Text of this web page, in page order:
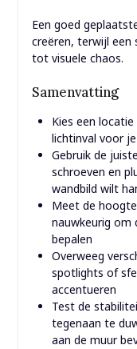
Een goed
creëren, terwijl een
tot visuele chaos.
Samenvatting
Kies een
lichtinval voor
Gebruik de
schroeven en
wandbild wilt
Meet de
nauwkeurig om
bepalen
Overweeg
spotlights of
accentueren
Test de
tegenaan te
aan de muur